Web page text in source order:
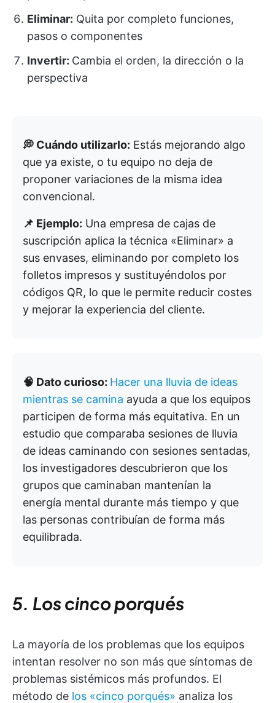
Eliminar: Quita por completo funciones,
pasos o componentes
Invertir: Cambia el orden, la dirección o la
perspectiva
💭 Cuándo utilizarlo: Estás mejorando algo
que ya existe, o tu equipo no deja de
proponer variaciones de la misma idea
convencional.
📌 Ejemplo: Una empresa de cajas de
suscripción aplica la técnica «Eliminar» a
sus envases, eliminando por completo los
folletos impresos y sustituyéndolos por
códigos QR, lo que le permite reducir costes
y mejorar la experiencia del cliente.
🧠 Dato curioso: Hacer una lluvia de ideas
mientras se camina ayuda a que los equipos
participen de forma más equitativa. En un
estudio que comparaba sesiones de lluvia
de ideas caminando con sesiones sentadas,
los investigadores descubrieron que los
grupos que caminaban mantenían la
energía mental durante más tiempo y que
las personas contribuían de forma más
equilibrada.
5. Los cinco porqués
La mayoría de los problemas que los equipos
intentan resolver no son más que síntomas de
problemas sistémicos más profundos. El
método de los «cinco porqués» analiza los